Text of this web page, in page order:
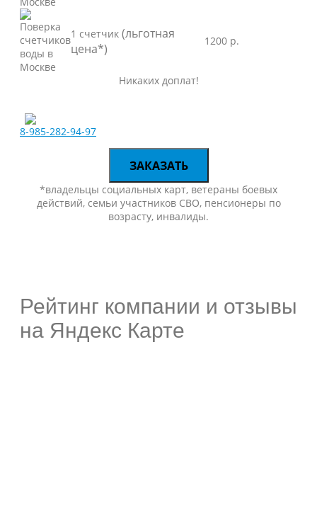
1 счетчик (льготная
цена*)
1200 р.
Никаких доплат!
8-985-282-94-97
ЗАКАЗАТЬ
*владельцы социальных карт, ветераны боевых
действий, семьи участников СВО, пенсионеры по
возрасту, инвалиды.
Рейтинг компании и отзывы
на Яндекс Карте